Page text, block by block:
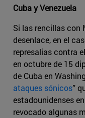
Cuba y Venezuela
Si las rencillas con
desenlace, en el
represalias contra
en octubre de 15
de Cuba en
ataques sónicos”
estadounidenses
revocado algunas